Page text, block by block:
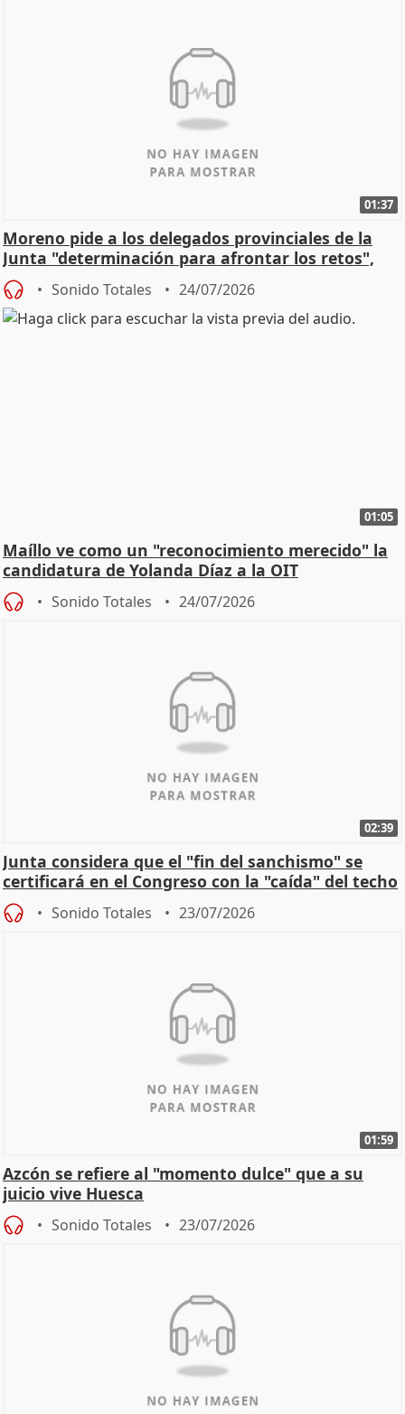
01:37
Moreno pide a los delegados provinciales de la
Junta "determinación para afrontar los retos",
diálog
Sonido Totales 24/07/2026
01:05
Maíllo ve como un "reconocimiento merecido" la
candidatura de Yolanda Díaz a la OIT
Sonido Totales 24/07/2026
02:39
Junta considera que el "fin del sanchismo" se
certificará en el Congreso con la "caída" del techo
de
Sonido Totales 23/07/2026
01:59
Azcón se refiere al "momento dulce" que a su
juicio vive Huesca
Sonido Totales 23/07/2026